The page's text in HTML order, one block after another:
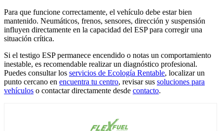
Para que funcione correctamente, el vehículo debe estar bien
mantenido. Neumáticos, frenos, sensores, dirección y suspensión
influyen directamente en la capacidad del ESP para corregir una
situación crítica.
Si el testigo ESP permanece encendido o notas un comportamiento
inestable, es recomendable realizar un diagnóstico profesional.
Puedes consultar los servicios de Ecología Rentable, localizar un
punto cercano en encuentra tu centro, revisar sus soluciones para
vehículos o contactar directamente desde contacto.